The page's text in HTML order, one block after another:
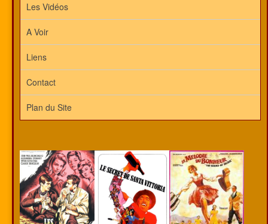
Les Vidéos
A Voir
Liens
Contact
Plan du Site